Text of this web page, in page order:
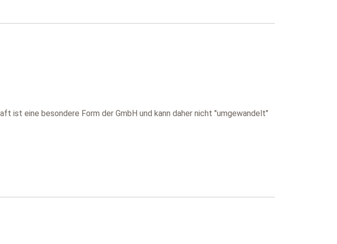
ist eine besondere Form der GmbH und kann daher nicht "umgewandelt"